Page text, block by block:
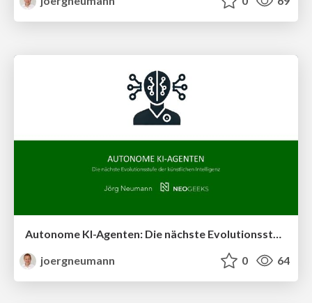
joergneumann
0 64